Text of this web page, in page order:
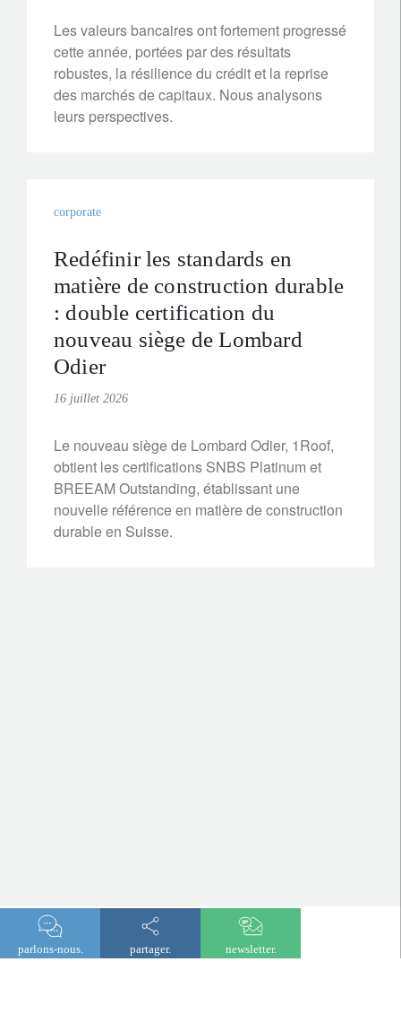
Les valeurs bancaires ont fortement progressé
cette année, portées par des résultats
robustes, la résilience du crédit et la reprise
des marchés de capitaux. Nous analysons
leurs perspectives.
corporate
Redéfinir les standards en
matière de construction durable
: double certification du
nouveau siège de Lombard
Odier
16 juillet 2026
Le nouveau siège de Lombard Odier, 1Roof,
obtient les certifications SNBS Platinum et
BREEAM Outstanding, établissant une
nouvelle référence en matière de construction
durable en Suisse.
parlons-nous. partager. newsletter.